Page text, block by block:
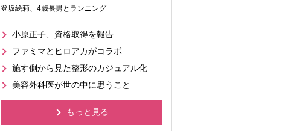
登坂絵莉、4歳長男とランニング
小原正子、資格取得を報告
ファミマとヒロアカがコラボ
施す側から見た整形のカジュアル化
美容外科医が世の中に思うこと
もっと見る